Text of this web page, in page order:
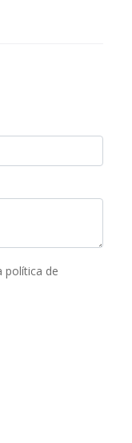
política de